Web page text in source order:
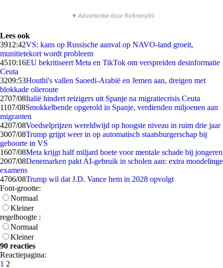
▼ Advertentie door Refinery89
Lees ook
3912:42VS: kans op Russische aanval op NAVO-land groeit,
munitietekort wordt probleem
4510:16EU bekritiseert Meta en TikTok om verspreiden desinformatie
Ceuta
3209:53Houthi's vallen Saoedi-Arabië en Jemen aan, dreigen met
blokkade olieroute
2707/08Italië hindert reizigers uit Spanje na migratiecrisis Ceuta
1107/08Smokkelbende opgerold in Spanje, verdienden miljoenen aan
migranten
4207/08Voedselprijzen wereldwijd op hoogste niveau in ruim drie jaar
3007/08Trump grijpt weer in op automatisch staatsburgerschap bij
geboorte in VS
1607/08Meta krijgt half miljard boete voor mentale schade bij jongeren
2007/08Denemarken pakt AI-gebruik in scholen aan: extra mondelinge
examens
4706/08Trump wil dat J.D. Vance hem in 2028 opvolgt
Font-grootte:
Normaal
Kleiner
regelhoogte :
Normaal
Kleiner
90 reacties
Reactiepagina:
1 2